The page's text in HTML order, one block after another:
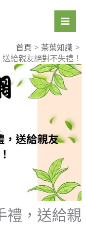
首頁
茶葉知識
給親友絕對不失禮！
禮，送給親